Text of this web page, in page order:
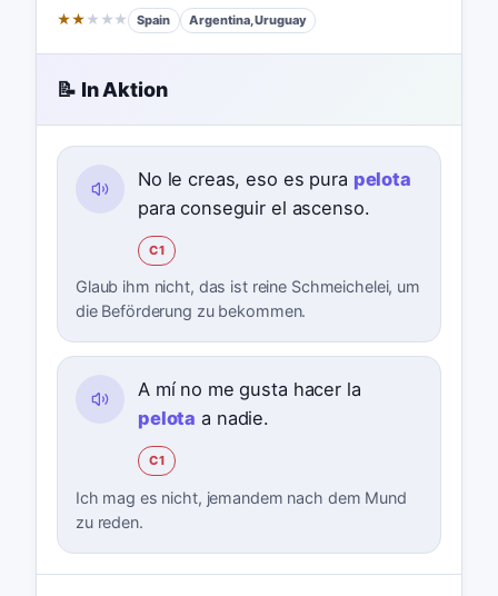
★★ ★ ★ ★ Spain Argentina, Uruguay
📝 In Aktion
No le creas, eso es pura pelota
para conseguir el ascenso.
C1
Glaub ihm nicht, das ist reine Schmeichelei, um
die Beförderung zu bekommen.
A mí no me gusta hacer la
pelota a nadie.
C1
Ich mag es nicht, jemandem nach dem Mund
zu reden.